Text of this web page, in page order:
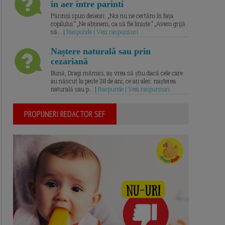
in aer intre parinti
Părinții spun deseori: „Noi nu ne certăm în fața
copilului.” „Ne abținem, ca să fie liniște.” „Avem grijă
să... | Raspunde | Vezi raspunsuri
Naștere naturală sau prin
cezariană
Bună, Dragi mămici, aș vrea să știu dacă cele care
au născut la peste 38 de ani, ce ați ales: nașterea
naturală sau p... | Raspunde | Vezi raspunsuri
PROPUNERI REDACTOR SEF